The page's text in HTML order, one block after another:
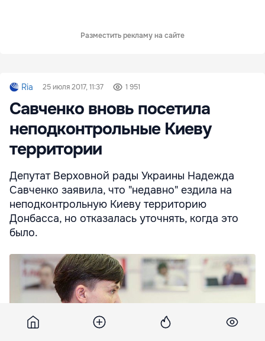
Разместить рекламу на сайте
Ria 25 июля 2017, 11:37 1 951
Савченко вновь посетила
неподконтрольные Киеву
территории
Депутат Верховной рады Украины Надежда
Савченко заявила, что "недавно" ездила на
неподконтрольную Киеву территорию
Донбасса, но отказалась уточнять, когда это
было.